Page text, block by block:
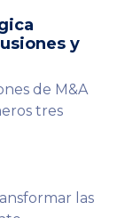
y
de M&A
tres